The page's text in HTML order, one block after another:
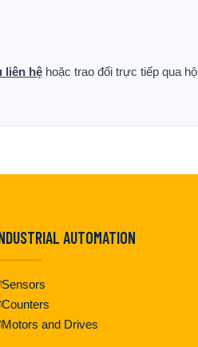
liên hệ hoặc trao đổi trực tiếp qua
AUTOMATION
Sensors
Counters
Motors and Drives